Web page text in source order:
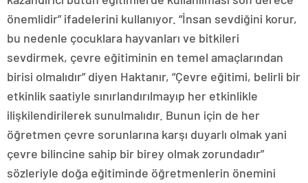
önemlidir” ifadelerini kullanıyor. “İnsan sevdiğini korur,
bu nedenle çocuklara hayvanları ve bitkileri
sevdirmek, çevre eğitiminin en temel amaçlarından
birisi olmalıdır” diyen Haktanır, “Çevre eğitimi, belirli bir
etkinlik saatiyle sınırlandırılmayıp her etkinlikle
ilişkilendirilerek sunulmalıdır. Bunun için de her
öğretmen çevre sorunlarına karşı duyarlı olmak yani
çevre bilincine sahip bir birey olmak zorundadır”
sözleriyle doğa eğitiminde öğretmenlerin önemini